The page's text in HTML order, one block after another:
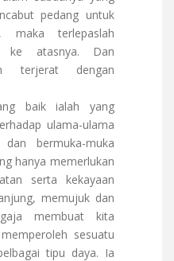
pedang untuk
maka terlepaslah
ke atasnya. Dan
terjerat dengan
baik ialah yang
ulama-ulama
bermuka-muka
hanya memerlukan
serta kekayaan
memujuk dan
membuat kita
sesuatu
tipu daya. Ia